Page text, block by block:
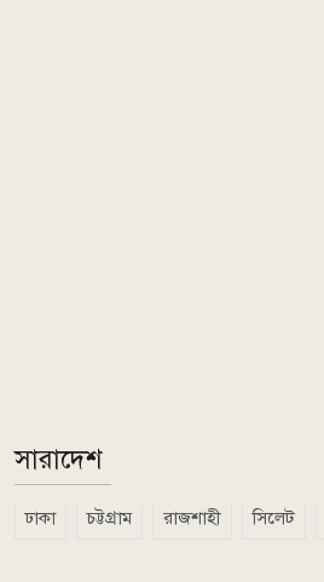
সারাদেশ
ঢাকা চট্টগ্রাম রাজশাহী সিলেট